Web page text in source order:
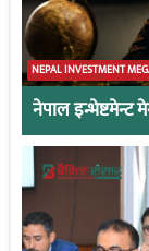
NEPAL INVESTMENT
नेपाल इन्भेष्टमेन्ट